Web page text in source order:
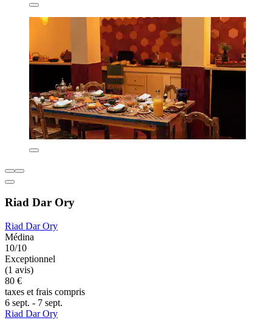
Riad Dar Ory
Riad Dar Ory
Médina
10/10
Exceptionnel
(1 avis)
80 €
taxes et frais compris
6 sept. - 7 sept.
Riad Dar Ory